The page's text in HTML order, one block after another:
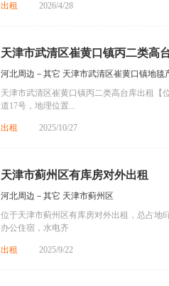
出租 2026/4/28
天津市武清区崔黄口镇丙二类高
河北周边－其它 天津市武清区崔黄口镇地毯
天津市武清区崔黄口镇丙二类高台库出租【
道17号，地理位置...
出租 2025/10/27
天津市蓟州区有库房对外出租
河北周边－其它 天津市蓟州区
位于天津市蓟州区有库房对外出租，总占地
办公住宿，水电齐
出租 2025/9/22